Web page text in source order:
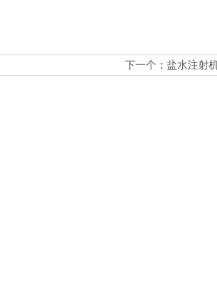
下一个： 盐水注射